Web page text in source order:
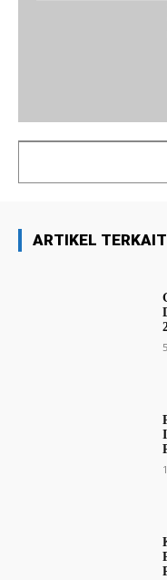
ARTIKEL TERKAIT